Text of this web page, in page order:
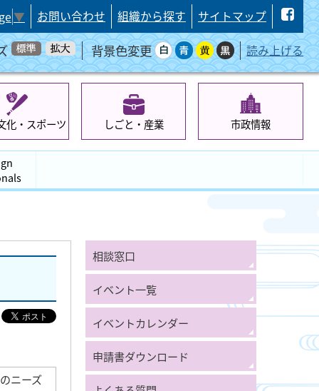
▼ お問い合わせ 組織から探す サイトマップ
背景色変更 読み上げる
化・スポーツ しごと・産業 市政情報
ニーズ
相談窓口
イベント一覧
イベントカレンダー
申請書ダウンロード